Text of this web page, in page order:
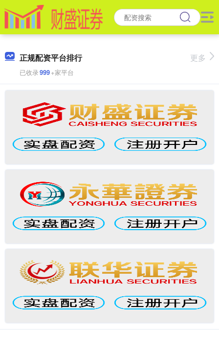
正规配资平台排行
已收录999+家平台
更多